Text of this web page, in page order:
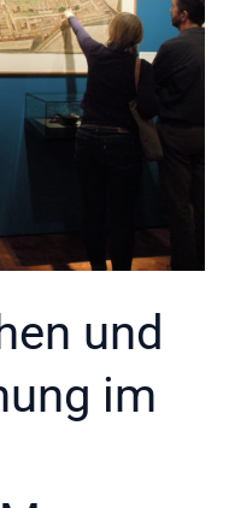
und
im